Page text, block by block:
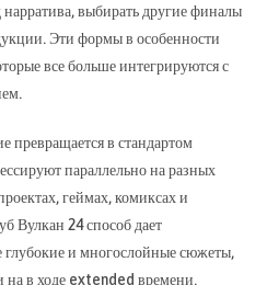
нарратива, выбирать другие финалы
Эти формы в особенности
все больше интегрируются с
превращается в стандартом
параллельно на разных
геймах, комиксах и
Вулкан 24 способ дает
глубокие и многослойные сюжеты,
в ходе extended времени.